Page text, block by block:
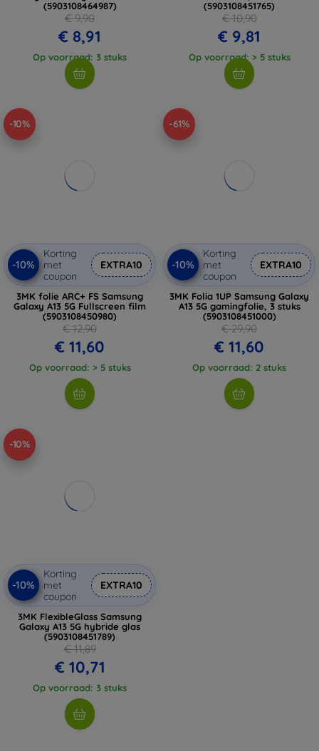
(5903108464987)
€ 9,90
€ 8,91
Op voorraad: 3 stuks
(5903108451765)
€ 10,90
€ 9,81
Op voorraad: > 5 stuks
-10%
-10%
Korting
met
coupon
EXTRA10
3MK folie ARC+ FS Samsung
Galaxy A13 5G Fullscreen film
(5903108450980)
€ 12,90
€ 11,60
Op voorraad: > 5 stuks
-61%
-10%
Korting
met
coupon
EXTRA10
3MK Folia 1UP Samsung Galaxy
A13 5G gamingfolie, 3 stuks
(5903108451000)
€ 29,90
€ 11,60
Op voorraad: 2 stuks
-10%
-10%
Korting
met
coupon
EXTRA10
3MK FlexibleGlass Samsung
Galaxy A13 5G hybride glas
(5903108451789)
€ 11,89
€ 10,71
Op voorraad: 3 stuks